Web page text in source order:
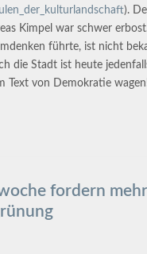
).
Kimpel war schwer
führte, ist nicht
die Stadt ist heute
Text von Demokratie
fordern mehr